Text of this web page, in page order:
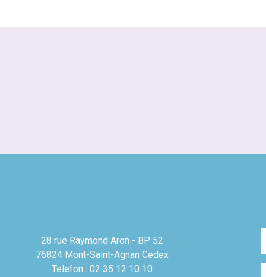
28 rue Raymond Aron - BP 52
76824 Mont-Saint-Agnan Cedex
Telefon : 02 35 12 10 10